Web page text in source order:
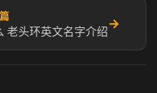
老头环英文名字介绍
→